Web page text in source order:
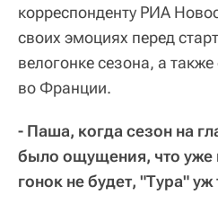
корреспонденту РИА
своих эмоциях перед
велогонке сезона, а
во Франции.
- Паша, когда сезон на
было ощущения, что уже
гонок не будет, "Тура" уж